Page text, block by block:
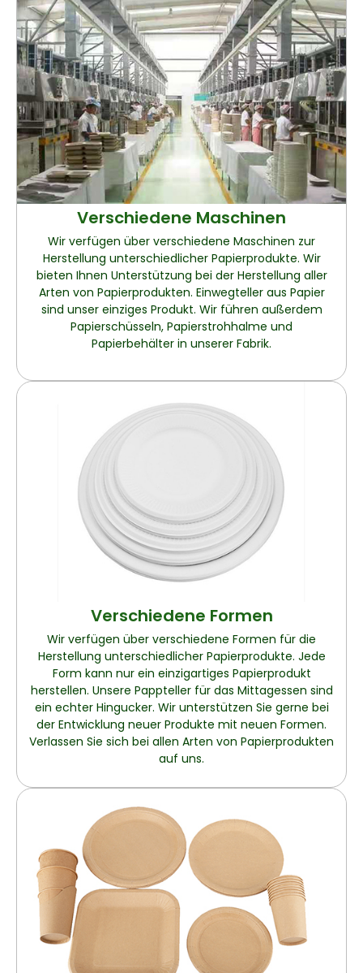
Verschiedene Maschinen
Wir verfügen über verschiedene Maschinen zur
Herstellung unterschiedlicher Papierprodukte. Wir
bieten Ihnen Unterstützung bei der Herstellung aller
Arten von Papierprodukten. Einwegteller aus Papier
sind unser einziges Produkt. Wir führen außerdem
Papierschüsseln, Papierstrohhalme und
Papierbehälter in unserer Fabrik.
Verschiedene Formen
Wir verfügen über verschiedene Formen für die
Herstellung unterschiedlicher Papierprodukte. Jede
Form kann nur ein einzigartiges Papierprodukt
herstellen. Unsere Pappteller für das Mittagessen sind
ein echter Hingucker. Wir unterstützen Sie gerne bei
der Entwicklung neuer Produkte mit neuen Formen.
Verlassen Sie sich bei allen Arten von Papierprodukten
auf uns.